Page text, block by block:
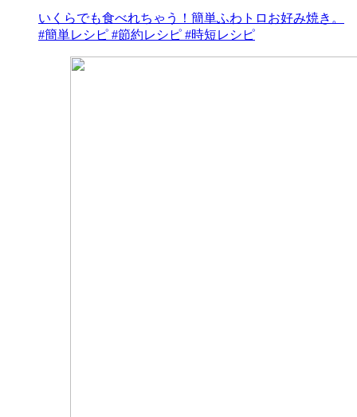
いくらでも食べれちゃう！簡単ふわトロお好み焼き。
#簡単レシピ #節約レシピ #時短レシピ